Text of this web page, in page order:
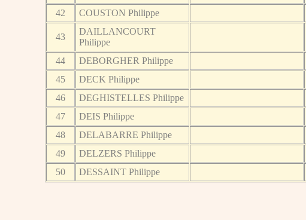
42 COUSTON Philippe
43
DAILLANCOURT
Philippe
44 DEBORGHER Philippe
45
DECK Philippe
46
DEGHISTELLES Philippe
47
DEIS Philippe
48
DELABARRE Philippe
49
DELZERS Philippe
50
DESSAINT Philippe